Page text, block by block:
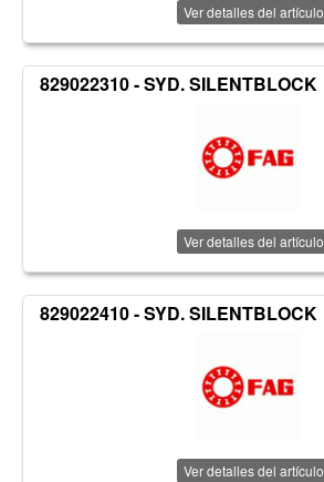
Ver detalles del artículo
829022310 - SYD. SILENTBLOCK
Ver detalles del artículo
829022410 - SYD. SILENTBLOCK
Ver detalles del artículo